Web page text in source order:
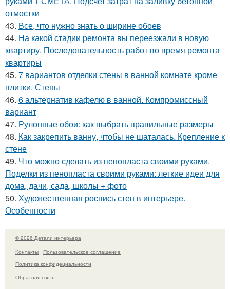
отмостки
43. Все, что нужно знать о ширине обоев
44. На какой стадии ремонта вы переезжали в новую
квартиру. Последовательность работ во время ремонта
квартиры
45. 7 вариантов отделки стены в ванной комнате кроме
плитки. Стены
46. 6 альтернатив кафелю в ванной. Компромиссный
вариант
47. Рулонные обои: как выбрать правильные размеры
48. Как закрепить ванну, чтобы не шаталась. Крепление к
стене
49. Что можно сделать из пенопласта своими руками.
Поделки из пенопласта своими руками: легкие идеи для
дома, дачи, сада, школы + фото
50. Художественная роспись стен в интерьере.
Особенности
© 2026 Детали интерьера
Контакты
Пользовательское соглашение
Политика конфидециальности
Обратная связь